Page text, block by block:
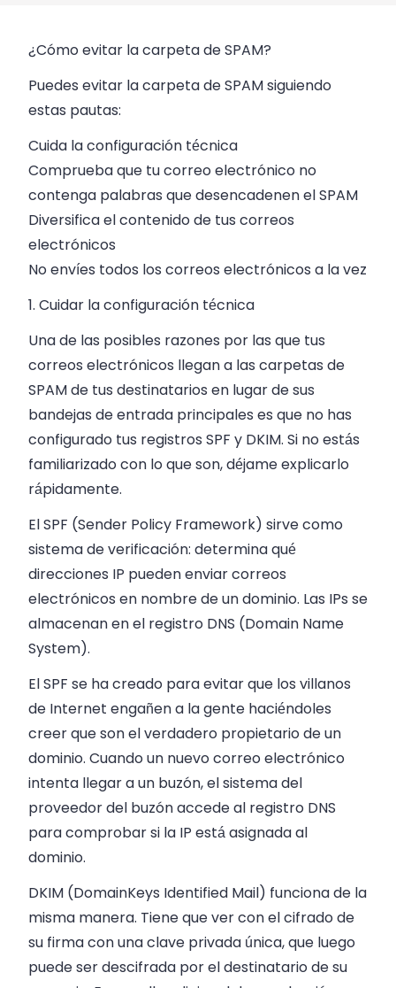
¿Cómo evitar la carpeta de SPAM?
Puedes evitar la carpeta de SPAM siguiendo
estas pautas:
Cuida la configuración técnica
Comprueba que tu correo electrónico no
contenga palabras que desencadenen el SPAM
Diversifica el contenido de tus correos
electrónicos
No envíes todos los correos electrónicos a la vez
1. Cuidar la configuración técnica
Una de las posibles razones por las que tus
correos electrónicos llegan a las carpetas de
SPAM de tus destinatarios en lugar de sus
bandejas de entrada principales es que no has
configurado tus registros SPF y DKIM. Si no estás
familiarizado con lo que son, déjame explicarlo
rápidamente.
El SPF (Sender Policy Framework) sirve como
sistema de verificación: determina qué
direcciones IP pueden enviar correos
electrónicos en nombre de un dominio. Las IPs se
almacenan en el registro DNS (Domain Name
System).
El SPF se ha creado para evitar que los villanos
de Internet engañen a la gente haciéndoles
creer que son el verdadero propietario de un
dominio. Cuando un nuevo correo electrónico
intenta llegar a un buzón, el sistema del
proveedor del buzón accede al registro DNS
para comprobar si la IP está asignada al
dominio.
DKIM (DomainKeys Identified Mail) funciona de la
misma manera. Tiene que ver con el cifrado de
su firma con una clave privada única, que luego
puede ser descifrada por el destinatario de su